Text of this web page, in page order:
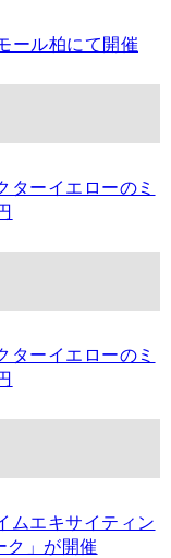
ール柏にて開催
ターイエローのミ
ターイエローのミ
ムエキサイティン
ク」が開催